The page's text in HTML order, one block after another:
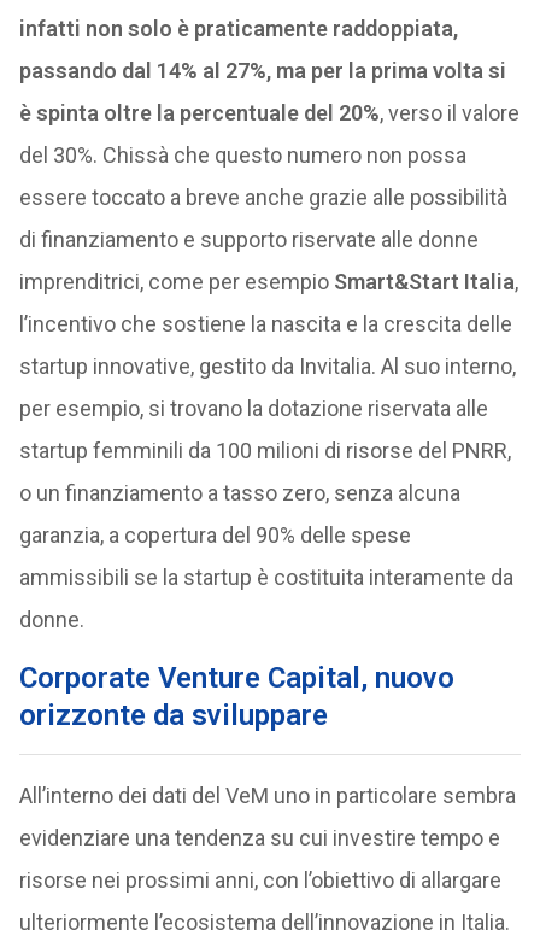
infatti non solo è praticamente raddoppiata,
passando dal 14% al 27%, ma per la prima volta si
è spinta oltre la percentuale del 20%, verso il valore
del 30%. Chissà che questo numero non possa
essere toccato a breve anche grazie alle possibilità
di finanziamento e supporto riservate alle donne
imprenditrici, come per esempio Smart&Start Italia,
l’incentivo che sostiene la nascita e la crescita delle
startup innovative, gestito da Invitalia. Al suo interno,
per esempio, si trovano la dotazione riservata alle
startup femminili da 100 milioni di risorse del PNRR,
o un finanziamento a tasso zero, senza alcuna
garanzia, a copertura del 90% delle spese
ammissibili se la startup è costituita interamente da
donne.
Corporate Venture Capital, nuovo
orizzonte da sviluppare
All’interno dei dati del VeM uno in particolare sembra
evidenziare una tendenza su cui investire tempo e
risorse nei prossimi anni, con l’obiettivo di allargare
ulteriormente l’ecosistema dell’innovazione in Italia.